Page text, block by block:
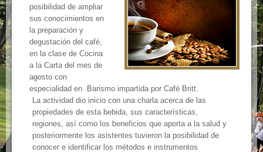
posibilidad de ampliar
sus conocimientos en
la preparación y
degustación del café,
en la clase de Cocina
a la Carta del mes de
agosto con
especialidad en Barismo impartida por Café Britt.
La actividad dio inicio con una charla acerca de las
propiedades de esta bebida, sus características,
regiones, así como los beneficios que aporta a la salud y
posteriormente los asistentes tuvieron la posibilidad de
conocer e identificar los métodos e instrumentos